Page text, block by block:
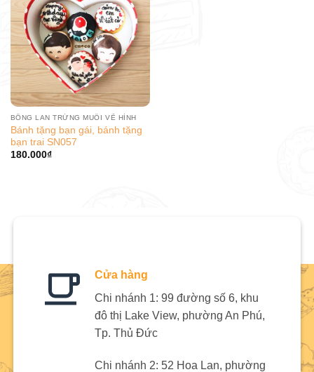
BÔNG LAN TRỨNG MUỐI VẼ HÌNH
Bánh tặng bạn gái, bánh tặng
bạn trai SN057
180.000₫
Cửa hàng
Chi nhánh 1: 99 đường số 6, khu
đô thị Lake View, phường An Phú,
Tp. Thủ Đức
Chi nhánh 2: 52 Hoa Lan, phường